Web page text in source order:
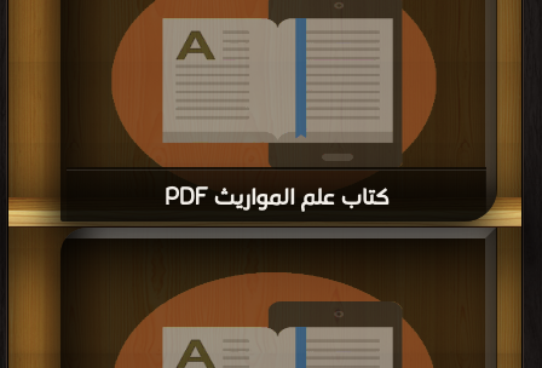
كتاب علم المواريث PDF
قراءة و تحميل كتاب كتاب علم المواريث PDF مجانا | مكتبة > كتب في اكبر موقع
التحميل : مرة/مرات